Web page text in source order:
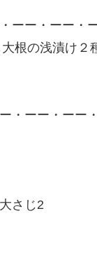
ーー・ーー・
根の浅漬け２
・ーー・ーー
さじ2